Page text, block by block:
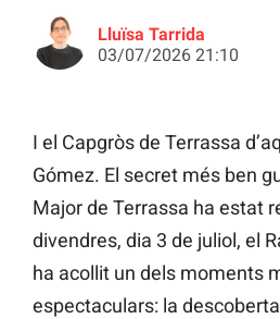
Lluïsa Tarrida
03/07/2026 21:10
I el Capgròs de Terrassa
Gómez. El secret més ben
Major de Terrassa ha estat
divendres, dia 3 de juliol, el
ha acollit un dels moments
espectaculars: la